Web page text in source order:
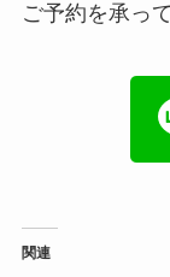
ご予約を承っ
関連